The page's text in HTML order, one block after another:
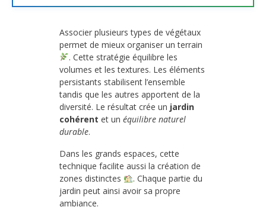
Associer plusieurs types de végétaux
permet de mieux organiser un terrain
. Cette stratégie équilibre les
volumes et les textures. Les éléments
persistants stabilisent l’ensemble
tandis que les autres apportent de la
diversité. Le résultat crée un jardin
cohérent et un équilibre naturel
durable.
Dans les grands espaces, cette
technique facilite aussi la création de
zones distinctes
. Chaque partie du
jardin peut ainsi avoir sa propre
ambiance.